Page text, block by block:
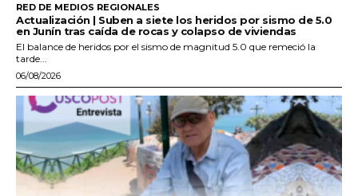
RED DE MEDIOS REGIONALES
Actualización | Suben a siete los heridos por sismo de 5.0
en Junín tras caída de rocas y colapso de viviendas
El balance de heridos por el sismo de magnitud 5.0 que remeció la
tarde...
06/08/2026